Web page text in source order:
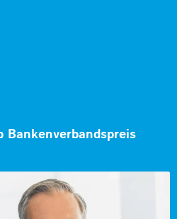
Bankenverbandspreis